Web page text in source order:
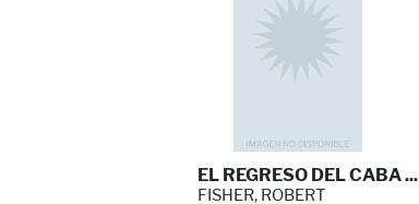
EL REGRESO DEL CABA ...
FISHER, ROBERT